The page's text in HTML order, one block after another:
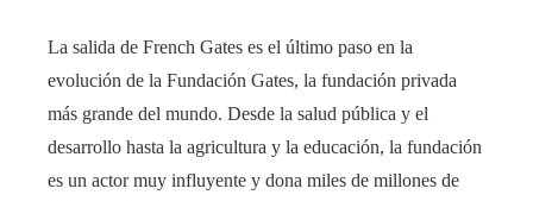
La salida de French Gates es el último paso en la
evolución de la Fundación Gates, la fundación privada
más grande del mundo. Desde la salud pública y el
desarrollo hasta la agricultura y la educación, la fundación
es un actor muy influyente y dona miles de millones de